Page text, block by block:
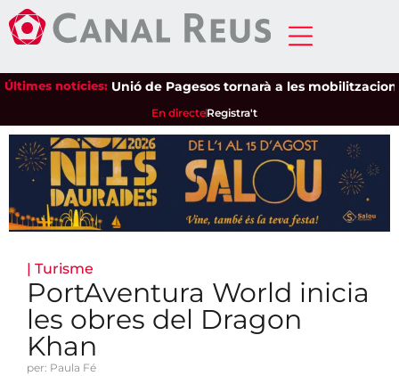
Últimes notícies:Unió de Pagesos tornarà a les mobilitzacions
En directeRegistra't
| Turisme
PortAventura World inicia
les obres del Dragon
Khan
per: Paula Fé